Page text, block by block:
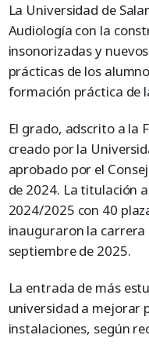
La Universidad de
Audiología con la
insonorizadas y
prácticas de los
formación práctica de
El grado, adscrito a la
creado por la
aprobado por el
de 2024. La titulación
2024/2025 con 40
inauguraron la carrera
septiembre de 2025.
La entrada de más
universidad a mejorar
instalaciones, según